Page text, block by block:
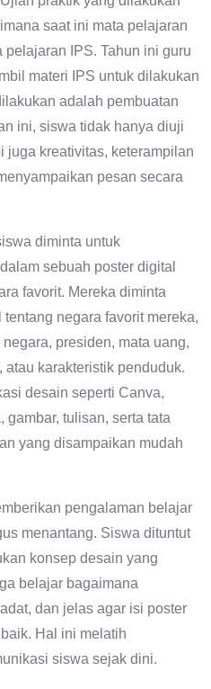
saat ini mata pelajaran
pelajaran IPS. Tahun ini guru
materi IPS untuk dilakukan
adalah pembuatan
ini, siswa tidak hanya diuji
juga kreativitas, keterampilan
pesan secara
diminta untuk
sebuah poster digital
favorit. Mereka diminta
negara favorit mereka,
presiden, mata uang,
karakteristik penduduk.
desain seperti Canva,
tulisan, serta tata
yang disampaikan mudah
pengalaman belajar
menantang. Siswa dituntut
konsep desain yang
belajar bagaimana
dan jelas agar isi poster
Hal ini melatih
siswa sejak dini.